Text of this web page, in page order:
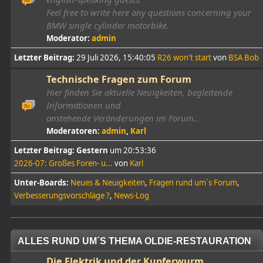
Feel free to write here any questions concerning your
BMW single cylinder motorbike.
Moderator: admin
Letzter Beitrag: 29 Juli 2026, 15:40:05 R26 won't startvon BSA Bob
Technische Fragen zum Forum
Hier finden Sie aktuelle Neuigkeiten, begleitende
Informationen und
anstehende Veränderungen im Forum..
Moderatoren: admin, Karl
Letzter Beitrag: Gestern um 20:53:36
2026-07: Großes Foren- u... von Karl
Unter-Boards Neues & Neuigkeiten Fragen rund um´s Forum
Verbesserungsvorschläge ? News-Log
ALLES RUND UM´S THEMA OLDIE-RESTAURATION